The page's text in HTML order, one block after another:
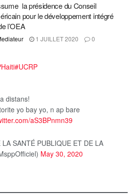
la présidence du Conseil
pour le développement intégré
l’OEA
1 JUILLET 2020 0
#UCRP
distans!
yo bay yo, n ap bare
aS3BPnmn39
SANTÉ PUBLIQUE ET DE LA
May 30, 2020